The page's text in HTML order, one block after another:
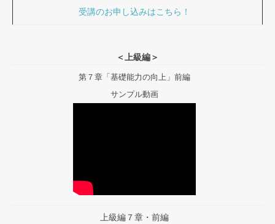
受講のお申し込みはこちら！
＜上級編＞
第７章「基礎能力の向上」前編
サンプル動画
上級編７章・前編